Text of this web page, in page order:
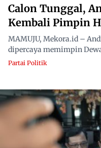
Calon Tunggal,
Kembali Pimpin
MAMUJU, Mekora.id –
dipercaya memimpin
Partai Politik